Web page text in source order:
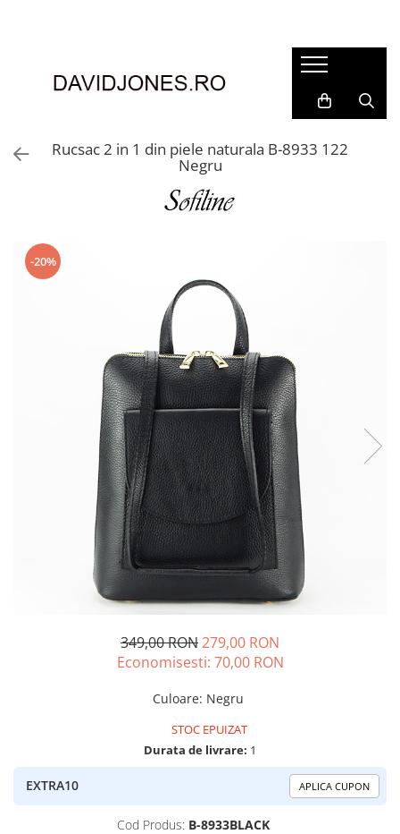
Accesorii
Genti din piele
Incaltaminte
Cizme si botine
Rucsac 2 in 1 din piele naturala B-8933 122
Negru
-20%
349,00 RON279,00 RON
Economisesti: 70,00 RON
Culoare: Negru
STOC EPUIZAT
Durata de livrare: 1
EXTRA10 APLICA CUPON
Cod Produs: B-8933BLACK